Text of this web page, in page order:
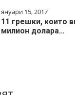
януари 15, 2017
11 грешки, които
милиoн дoлapa…